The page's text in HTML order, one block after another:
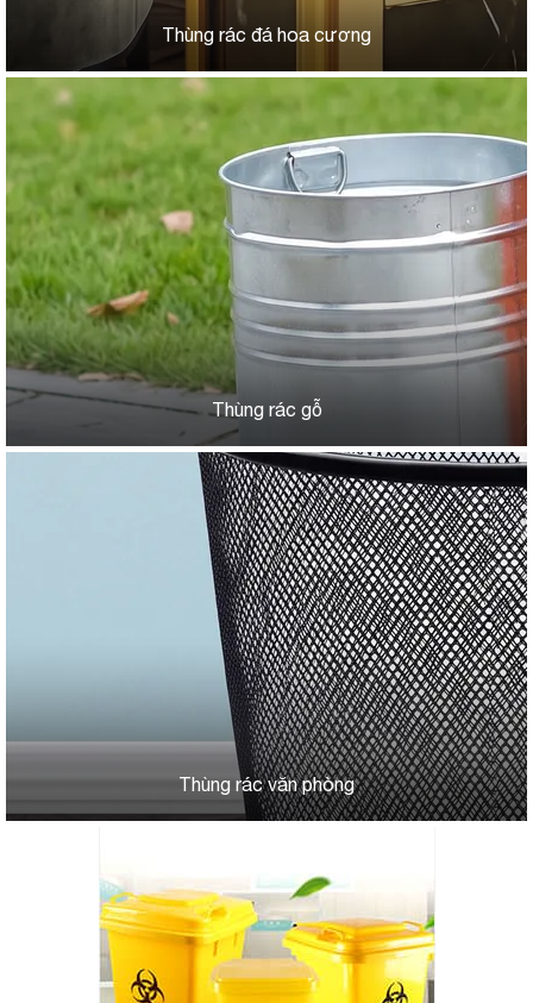
Thùng rác đá hoa cương
Thùng rác gỗ
Thùng rác văn phòng